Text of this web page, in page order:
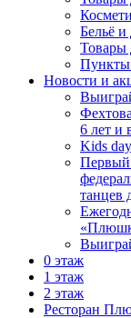
Бельё
Товары
Пункты
Новости и
6 лет и
Kids
танцев
0 этаж
1 этаж
2 этаж
Ресторан